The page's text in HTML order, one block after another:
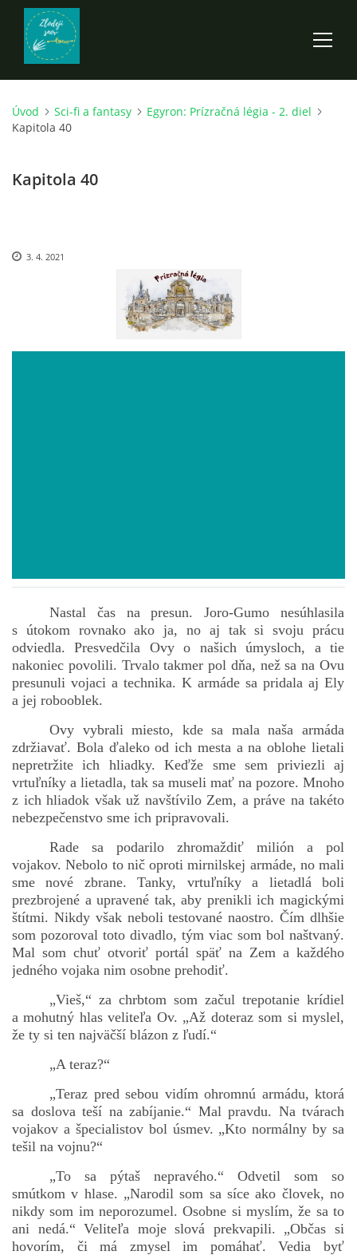
ÚVOD
EGYRON: SIEDMY DEŇ - 3. DIEL
TARA
VÍLA NA BRONZOVEJ ULICI
VLČÍ MOR
bludicka.cirezlo@gmail.com
Príbehy a poviedky na tejto stránke sú duševným
vlastníctvom autorov. Všetky práva vyhradené.
© 2026 eStránky.sk |RSS|WebSlice |Aktualizované 5. 8. 2026|
Hore ↑
Úvod Sci-fi a fantasy
Egyron: Prízračná légia - 2. diel
Kapitola 40
Kapitola 40
3. 4. 2021
Nastal čas na presun. Joro-Gumo nesúhlasila
s útokom rovnako ako ja, no aj tak si svoju prácu
odviedla. Presvedčila Ovy o našich úmysloch, a tie
nakoniec povolili. Trvalo takmer pol dňa, než sa na Ovu
presunuli vojaci a technika. K armáde sa pridala aj Ely
a jej robooblek.
Ovy vybrali miesto, kde sa mala naša armáda
zdržiavať. Bola ďaleko od ich mesta a na oblohe lietali
nepretržite ich hliadky. Keďže sme sem priviezli aj
vrtuľníky a lietadla, tak sa museli mať na pozore. Mnoho
z ich hliadok však už navštívilo Zem, a práve na takéto
nebezpečenstvo sme ich pripravovali.
Rade sa podarilo zhromaždiť milión a pol
vojakov. Nebolo to nič oproti mirnilskej armáde, no mali
sme nové zbrane. Tanky, vrtuľníky a lietadlá boli
prezbrojené a upravené tak, aby prenikli ich magickými
štítmi. Nikdy však neboli testované naostro. Čím dlhšie
som pozoroval toto divadlo, tým viac som bol naštvaný.
Mal som chuť otvoriť portál späť na Zem a každého
jedného vojaka nim osobne prehodiť.
„Vieš,“ za chrbtom som začul trepotanie krídiel
a mohutný hlas veliteľa Ov. „Až doteraz som si myslel,
že ty si ten najväčší blázon z ľudí.“
„A teraz?“
„Teraz pred sebou vidím ohromnú armádu, ktorá
sa doslova teší na zabíjanie.“ Mal pravdu. Na tvárach
vojakov a špecialistov bol úsmev. „Kto normálny by sa
tešil na vojnu?“
„To sa pýtaš nepravého.“ Odvetil som so
smútkom v hlase. „Narodil som sa síce ako človek, no
nikdy som im neporozumel. Osobne si myslím, že sa to
ani nedá.“ Veliteľa moje slová prekvapili. „Občas si
hovorím, či má zmysel im pomáhať. Vedia byť